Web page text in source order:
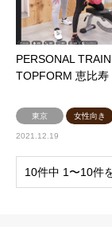
PERSONAL
TOPFORM 恵比寿
東京 女性向き
2021.12.19
10件中 1〜10件